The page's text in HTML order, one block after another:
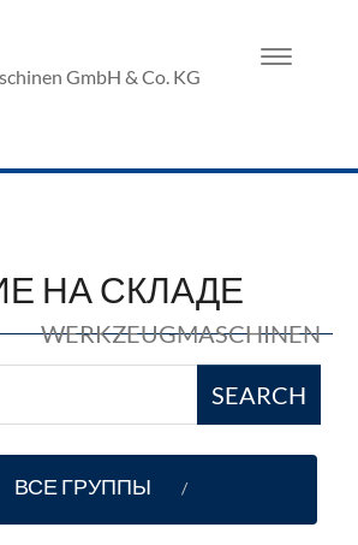
GmbH & Co. KG
Toggle
НА СКЛАДЕ
WERKZEUGMASCHINEN
SEARCH
ВСЕ ГРУППЫ